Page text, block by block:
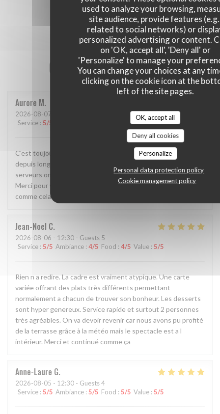
used to analyze your browsing,
site audience, provide features
related to social networks) or
personalized advertising or content.
on 'OK, accept all', 'Deny all' or
'Personalize' to manage your
You can change your choices at any
clicking on the cookie icon at the
left of the site pages.
OK, accept all
Deny all cookies
Personalize
Personal data protection policy
Cookie management policy
Our customer ratings
Aurore M
2026-08-07
Service : 5/5 /5 Value:5/5
C'est toujours un plaisir de venir.Le petit pots que j'attendais
depuis longtemps là carte de fidélité. Les serveurs et
serveurs ont toujours le sourire, et sont très disponibles.
Merci pour votre qualité des plats également. Continuez
comme cela.
Jean-Noel C
2026-08-06 - 12:30 - Guests 5
Service : 5/5 Ambiance : 4/5 Food : 4/5 Value : 5/5
Rien n a redire. La cadre est vraiment atypique. Une carte
variée offrant des plats très différents permettant
normalement a chacun de trouver son bonheur. Les desserts
sont hyper genereux. Service rapide et surtout 2 personnes
très agréables. On va devoir revenir car nous avons pu profité
de la terrasse grâce à la météo mais le spectacle est a l
intérieur. Merci et continué comme ça
Anne-Laure G
2026-08-05 - 12:30 - Guests 4
Service : 5/5 Ambiance : 5/5 Food : 5/5 Value : 5/5